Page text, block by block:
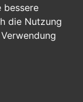
bessere
die Nutzung
50!